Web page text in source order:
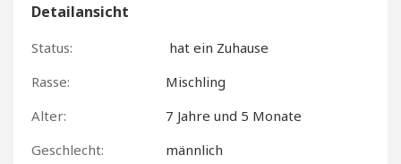
Detailansicht
Status:
hat ein Zuhause
Rasse:
Mischling
Alter:
7 Jahre und 5 Monate
Geschlecht:
männlich